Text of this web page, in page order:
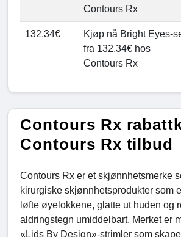
Contours Rx
132,34€
Kjøp nå Bright Eyes-
fra 132,34€ hos
Contours Rx
Contours Rx
Contours Rx tilbud
Contours Rx er et skjønnhetsmerke
kirurgiske skjønnhetsprodukter som
løfte øyelokkene, glatte ut huden og
aldringstegn umiddelbart. Merket er
«Lids By Design»-strimler som